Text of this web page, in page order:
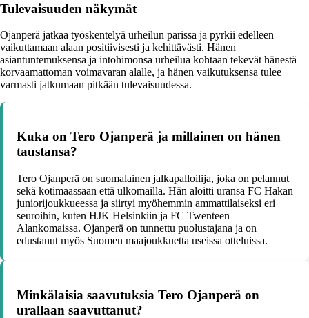
Tulevaisuuden näkymät
Ojanperä jatkaa työskentelyä urheilun parissa ja pyrkii edelleen
vaikuttamaan alaan positiivisesti ja kehittävästi. Hänen
asiantuntemuksensa ja intohimonsa urheilua kohtaan tekevät hänestä
korvaamattoman voimavaran alalle, ja hänen vaikutuksensa tulee
varmasti jatkumaan pitkään tulevaisuudessa.
Kuka on Tero Ojanperä ja millainen on hänen
taustansa?
Tero Ojanperä on suomalainen jalkapalloilija, joka on pelannut
sekä kotimaassaan että ulkomailla. Hän aloitti uransa FC Hakan
juniorijoukkueessa ja siirtyi myöhemmin ammattilaiseksi eri
seuroihin, kuten HJK Helsinkiin ja FC Twenteen
Alankomaissa. Ojanperä on tunnettu puolustajana ja on
edustanut myös Suomen maajoukkuetta useissa otteluissa.
Minkälaisia saavutuksia Tero Ojanperä on
urallaan saavuttanut?